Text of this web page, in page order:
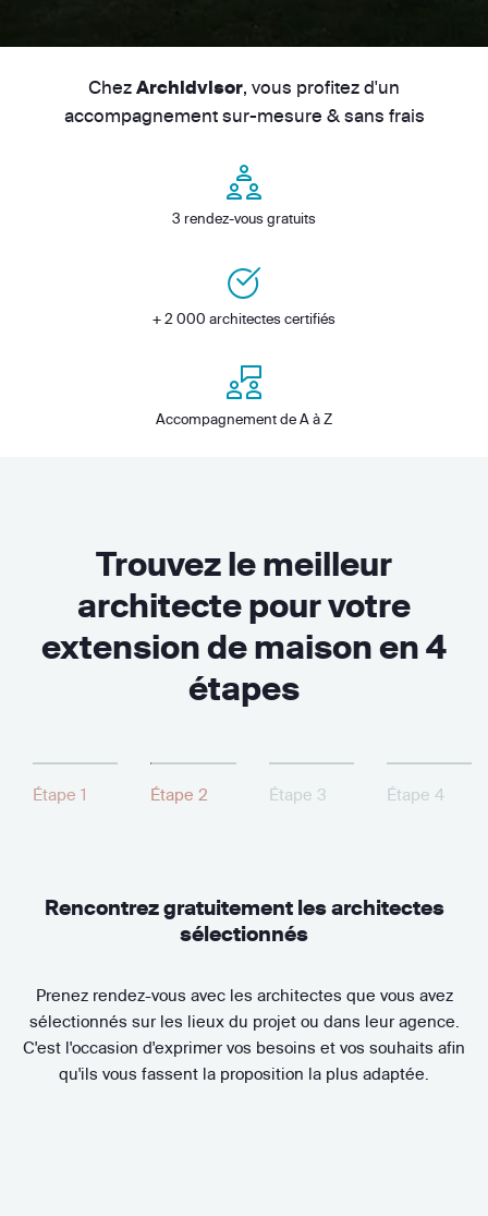
Chez Archidvisor, vous profitez d'un
accompagnement sur-mesure & sans frais
3 rendez-vous gratuits
+ 2 000 architectes certifiés
Accompagnement de A à Z
Trouvez le meilleur
architecte pour votre
extension de maison en 4
étapes
Étape 1 Étape 2 Étape 3 Étape 4
Rencontrez gratuitement les architectes
sélectionnés
Prenez rendez-vous avec les architectes que vous avez
sélectionnés sur les lieux du projet ou dans leur agence.
C'est l'occasion d'exprimer vos besoins et vos souhaits afin
qu'ils vous fassent la proposition la plus adaptée.